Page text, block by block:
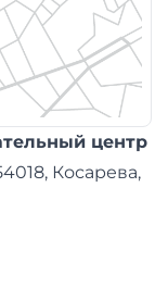
центр
Косарева,